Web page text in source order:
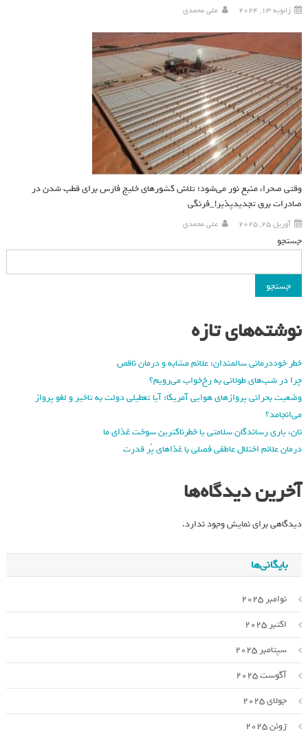
ژانویه 13, 2024 علی محمدی
وقتی صحرا، منبع نور می‌شود؛ تلاش کشورهای خلیج فارس برای قطب شدن در
صادرات برق تجدیدپذیر!_فرنگی
آوریل 25, 2025 علی محمدی
جستجو
جستجو
نوشته‌های تازه
خطر خوددرمانی سالمندان: علائم مشابه و درمان ناقص
چرا در شب‌های طولانی به رخ‌خواب می‌رویم؟
وضعیت بحرانی پروازهای هوایی آمریکا: آیا تعطیلی دولت به تاخیر و لغو پرواز
می‌انجامد؟
نان، یاری رساندگان سلامتی یا خطرناکترین سوخت غذای ما
درمان علائم اختلال عاطفی فصلی با غذاهای پُر قدرت
آخرین دیدگاه‌ها
دیدگاهی برای نمایش وجود ندارد.
بایگانی‌ها
نوامبر 2025
اکتبر 2025
سپتامبر 2025
آگوست 2025
جولای 2025
ژوئن 2025